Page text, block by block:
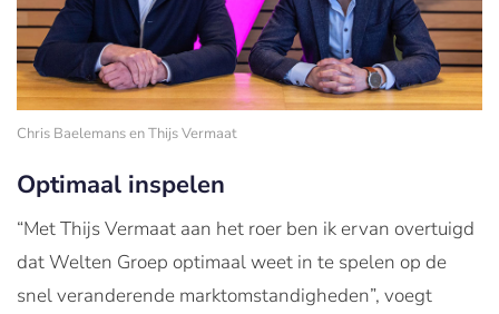
Chris Baelemans en Thijs Vermaat
Optimaal inspelen
“Met Thijs Vermaat aan het roer ben ik ervan overtuigd
dat Welten Groep optimaal weet in te spelen op de
snel veranderende marktomstandigheden”, voegt